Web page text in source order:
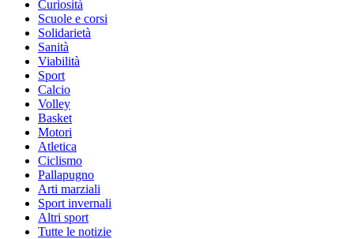
Curiosità
Scuole e corsi
Solidarietà
Sanità
Viabilità
Sport
Calcio
Volley
Basket
Motori
Atletica
Ciclismo
Pallapugno
Arti marziali
Sport invernali
Altri sport
Tutte le notizie